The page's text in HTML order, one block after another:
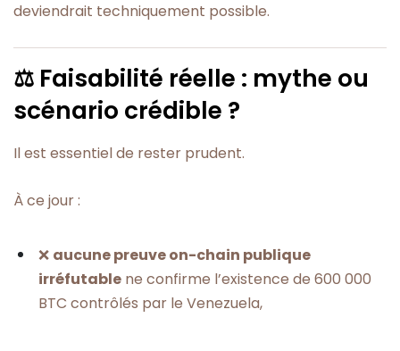
deviendrait techniquement possible.
⚖️ Faisabilité réelle : mythe ou
scénario crédible ?
Il est essentiel de rester prudent.
À ce jour :
❌ aucune preuve on-chain publique
irréfutable ne confirme l’existence de 600 000
BTC contrôlés par le Venezuela,